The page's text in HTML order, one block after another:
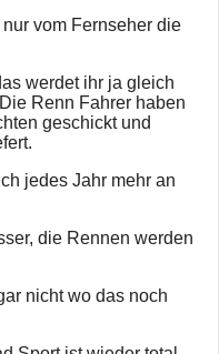
vom Fernseher die
werdet ihr ja gleich
Renn Fahrer haben
geschickt und
jedes Jahr mehr an
die Rennen werden
nicht wo das noch